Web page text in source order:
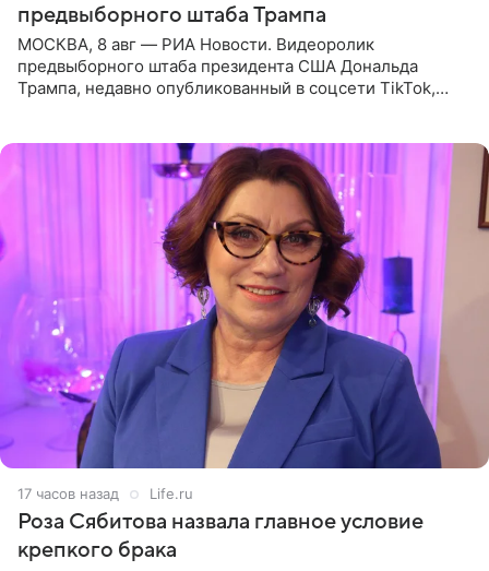
предвыборного штаба Трампа
МОСКВА, 8 авг — РИА Новости. Видеоролик
предвыборного штаба президента США Дональда
Трампа, недавно опубликованный в соцсети TikTok,
17 часов назад Life.ru
Роза Сябитова назвала главное условие
крепкого брака